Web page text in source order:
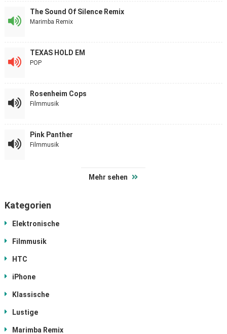
The Sound Of Silence Remix
Marimba Remix
TEXAS HOLD EM
POP
Rosenheim Cops
Filmmusik
Pink Panther
Filmmusik
Mehr sehen
Kategorien
Elektronische
Filmmusik
HTC
iPhone
Klassische
Lustige
Marimba Remix